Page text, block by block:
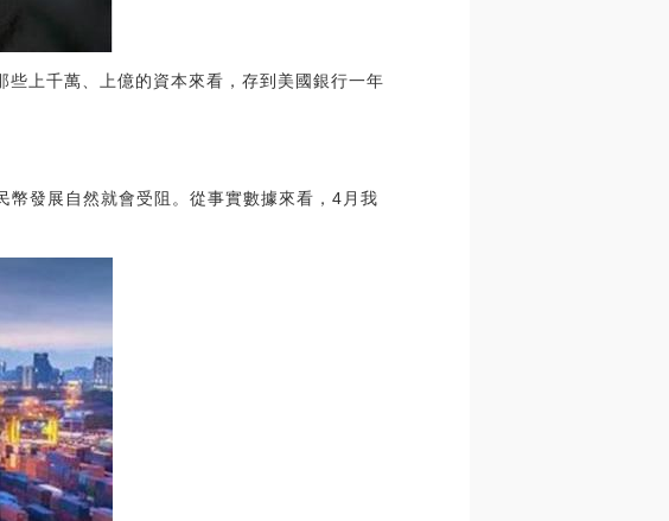
上千萬、上億的資本來看，存到美國銀行一年
發展自然就會受阻。從事實數據來看，4月我